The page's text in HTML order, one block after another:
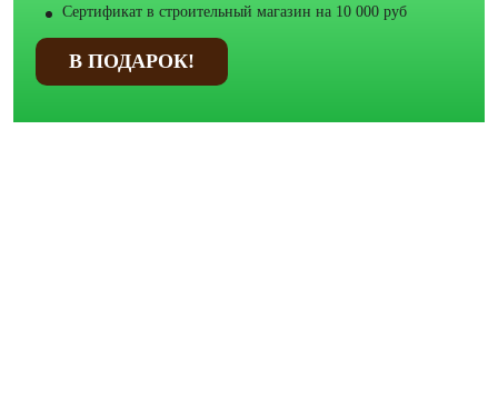
Сертификат в строительный магазин на 10 000 руб
В ПОДАРОК!